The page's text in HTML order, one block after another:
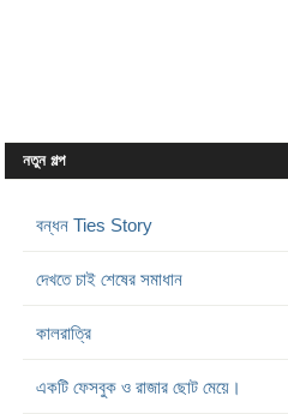
নতুন গল্প
বন্ধন Ties Story
দেখতে চাই শেষের সমাধান
কালরাত্রি
একটি ফেসবুক ও রাজার ছোট মেয়ে।